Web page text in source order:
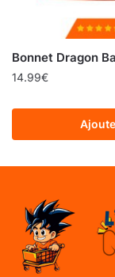
Bonnet Dragon
14.99€